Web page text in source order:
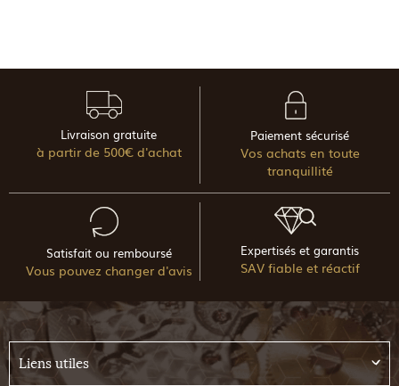
Livraison gratuite
à partir de 500€ d'achat
Paiement sécurisé
Vos achats en toute
tranquillité
Satisfait ou remboursé
Vous pouvez changer d'avis
Expertisés et garantis
SAV fiable et réactif
Liens utiles